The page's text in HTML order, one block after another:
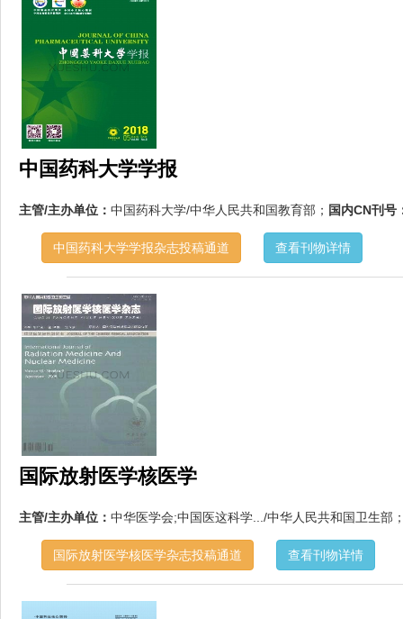
中国药科大学学报
主管/主办单位： 中国药科大学/中华人民共和国教育部； 国内CN刊号
中国药科大学学报杂志投稿通道 查看刊物详情
国际放射医学核医学
主管/主办单位： 中华医学会;中国医这科学.../中华人民共和国卫生部
国际放射医学核医学杂志投稿通道 查看刊物详情